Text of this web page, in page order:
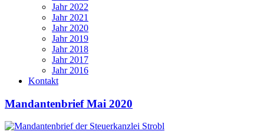
Jahr 2022
Jahr 2021
Jahr 2020
Jahr 2019
Jahr 2018
Jahr 2017
Jahr 2016
Kontakt
Mandantenbrief Mai 2020